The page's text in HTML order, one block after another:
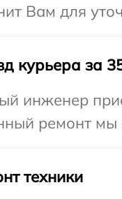
Вам для
курьера за
инженер
ремонт мы
техники